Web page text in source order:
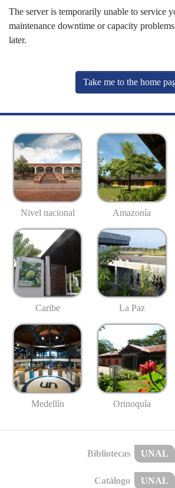
The server is temporarily unable to service
maintenance downtime or capacity
later.
Take me to the home
Nivel nacional Amazonía
Caribe La Paz
Medellín Orinoquía
Bibliotecas UNAL
Catálogo UNAL